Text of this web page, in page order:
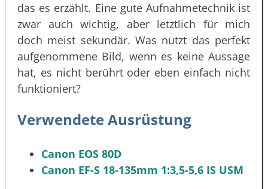
das es erzählt. Eine gute Aufnahmetechnik ist
zwar auch wichtig, aber letztlich für mich
doch meist sekundär. Was nutzt das perfekt
aufgenommene Bild, wenn es keine Aussage
hat, es nicht berührt oder eben einfach nicht
funktioniert?
Verwendete Ausrüstung
Canon EOS 80D
Canon EF-S 18-135mm 1:3,5-5,6 IS USM